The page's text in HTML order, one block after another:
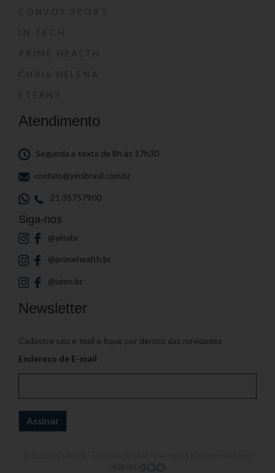
CONVOY SPORT
IN-TECH
PRIME HEALTH
CHRIS HELENA
ETERNY
Atendimento
Segunda a sexta de 8h às 17h30
contato@yinsbrasil.com.br
21 35757900
Siga-nos
@yinsbr
@primehealth.br
@iamo.br
Newsletter
Cadastre seu e-mail e fique por dentro das novidades
Endereço de E-mail